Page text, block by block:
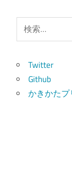
索:
Twitter
Github
かきかた